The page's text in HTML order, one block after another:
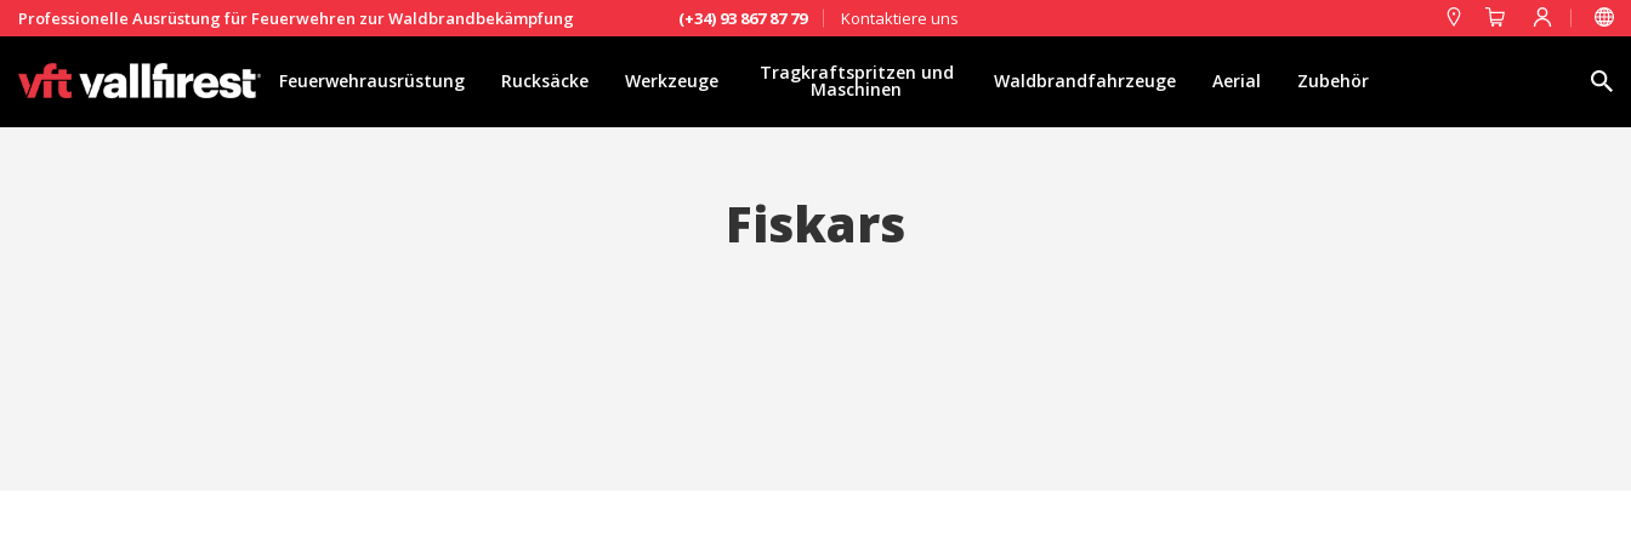
Professionelle Ausrüstung für Feuerwehren zur Waldbrandbekämpfung (+34) 93 867 87 79 Kontaktiere uns
Feuerwehrausrüstung Rucksäcke Werkzeuge Tragkraftspritzen und
Maschinen Waldbrandfahrzeuge Aerial Zubehör
Fiskars